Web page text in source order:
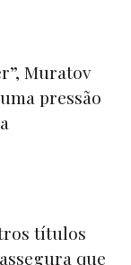
, Muratov
pressão
títulos
que